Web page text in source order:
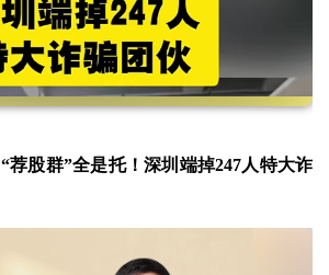
“荐股群”全是托！深圳端掉247人特大诈